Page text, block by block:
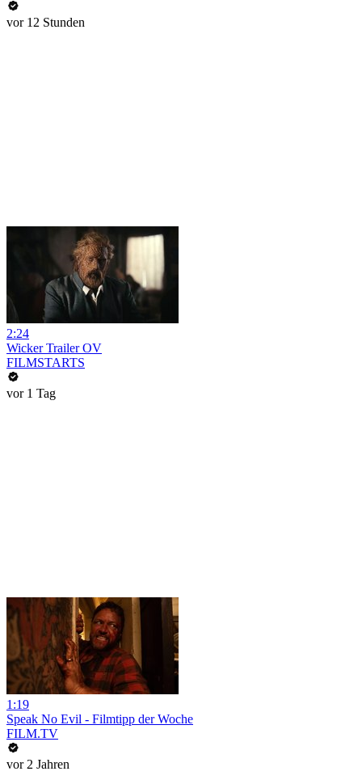
vor 12 Stunden
2:24
Wicker Trailer OV
FILMSTARTS
vor 1 Tag
1:19
Speak No Evil - Filmtipp der Woche
FILM.TV
vor 2 Jahren